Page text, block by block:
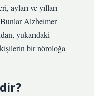
ayları ve yılları
Alzheimer
yukarıdaki
bir nöroloğa